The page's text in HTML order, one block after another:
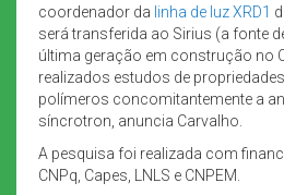
coordenador da linha de luz XRD1
será transferida ao Sirius (a fonte
última geração em construção no
realizados estudos de
polímeros concomitantemente a
síncrotron, anuncia Carvalho.
A pesquisa foi realizada com
CNPq, Capes, LNLS e CNPEM.